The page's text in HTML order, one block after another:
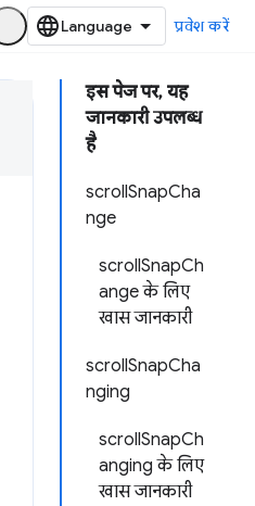
प्रवेश करें
इस पेज पर, यह
जानकारी उपलब्ध
है
scrollSnapCha
nge
scrollSnapCh
ange के लिए
खास जानकारी
scrollSnapCha
nging
scrollSnapCh
anging के लिए
खास जानकारी